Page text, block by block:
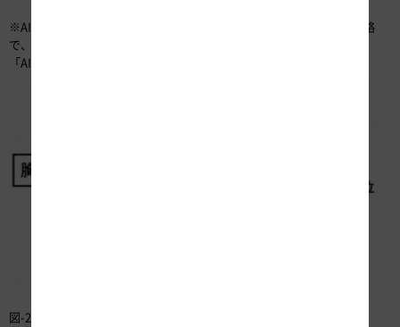
※AIS・・・Abbreviated Injury Scale（簡易障害度スケール）の略
で、事故直後の障害程度を表す尺度。
「AIS3+」は重傷以上の障害リスク。
図-2 性能評価試験（イメージ）